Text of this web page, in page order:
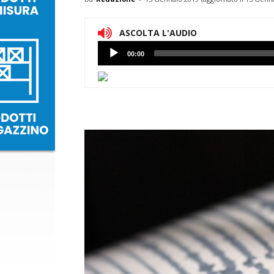
ASCOLTA L'AUDIO
Lettore
Audio
00:00